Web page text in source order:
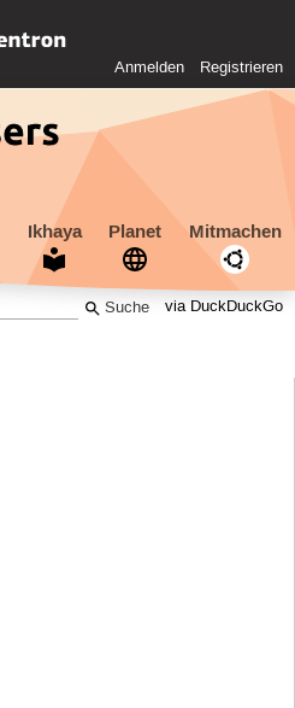
Anmelden Registrieren
Ikhaya Planet Mitmachen
via DuckDuckGo